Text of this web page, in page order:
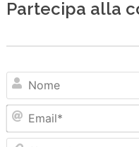
Partecipa alla